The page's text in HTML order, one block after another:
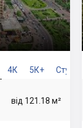
4К 5К+ Студ
від 121.18 м²